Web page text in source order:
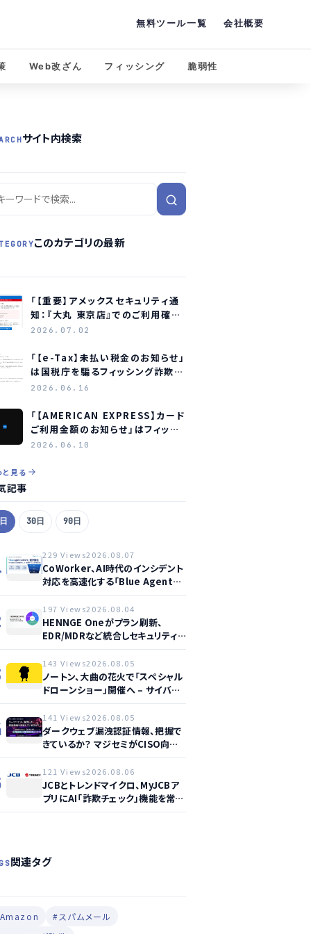
無料ツール一覧 会社概要
Web改ざん フィッシング 脆弱性
サイト内検索
このカテゴリの最新
「【重要】アメックスセキュリティ通
知：『大丸 東京店』でのご利用確認
をお願いします」はフィッシング詐
2026.07.02
「【e-Tax】未払い税金のお知らせ」
は国税庁を騙るフィッシング詐欺
― 見分け方と対処法
2026.06.16
「【AMERICAN EXPRESS】カード
ご利用金額のお知らせ」はフィッシ
ング詐欺メール ― アメリカン・エ
け方
2026.06.10
と見る
記事
30日 90日
229 Views2026.08.07
CoWorker、AI時代のインシデント
対応を高速化する「Blue Agent
CoWork」を提供開始
197 Views2026.08.04
HENNGE Oneがプラン刷新、
EDR/MDRなど統合しセキュリティ
強化へ
143 Views2026.08.05
ノートン、大曲の花火で「スペシャル
ドローンショー」開催へ – サイバー
セーフティ啓発
141 Views2026.08.05
ダークウェブ漏洩認証情報、把握で
きているか？ マジセミがCISO向け
ウェビナー開催へ
121 Views2026.08.06
JCBとトレンドマイクロ、MyJCBア
プリにAI「詐欺チェック」機能を常設
し不正対策を強化
関連タグ
#スパムメール